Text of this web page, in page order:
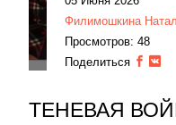
ТЕНЕВАЯ
Филимошкина
Просмотров: 48
Поделиться